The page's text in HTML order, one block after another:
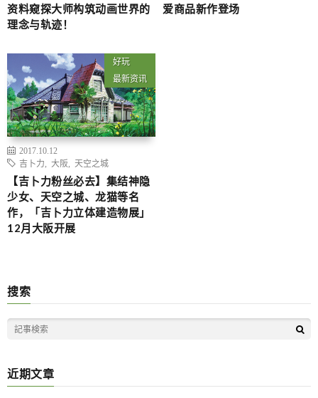
资料窥探大师构筑动画世界的
理念与轨迹！
爱商品新作登场
好玩
最新资讯
2017.10.12
吉卜力
大阪 天空之城
【吉卜力粉丝必去】集结神隐
少女、天空之城、龙猫等名
作，「吉卜力立体建造物展」
12月大阪开展
搜索
近期文章